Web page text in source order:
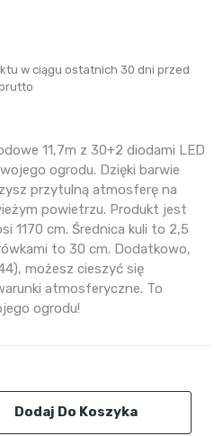
w ciągu ostatnich 30 dni przed
11,7m z 30+2 diodami LED
ogrodu. Dzięki barwie
przytulną atmosferę na
powietrzu. Produkt jest
1170 cm. Średnica kuli to 2,5
to 30 cm. Dodatkowo,
możesz cieszyć się
atmosferyczne. To
ogrodu!
Dodaj Do Koszyka